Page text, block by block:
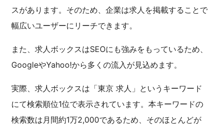
スがあります。そのため、企業は求人を掲載することで
幅広いユーザーにリーチできます。
また、求人ボックスはSEOにも強みをもっているため、
GoogleやYahoo!から多くの流入が見込めます。
実際、求人ボックスは「東京 求人」というキーワード
にて検索順位1位で表示されています。本キーワードの
検索数は月間約1万2,000であるため、そのほとんどが